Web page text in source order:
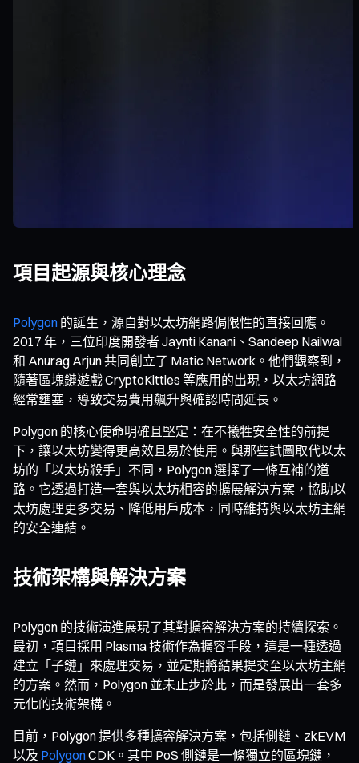
項目起源與核心理念
Polygon 的誕生，源自對以太坊網路侷限性的直接回應。
2017 年，三位印度開發者 Jaynti Kanani、Sandeep Nailwal
和 Anurag Arjun 共同創立了 Matic Network。他們觀察到，
隨著區塊鏈遊戲 CryptoKitties 等應用的出現，以太坊網路
經常壅塞，導致交易費用飆升與確認時間延長。
Polygon 的核心使命明確且堅定：在不犧牲安全性的前提
下，讓以太坊變得更高效且易於使用。與那些試圖取代以太
坊的「以太坊殺手」不同，Polygon 選擇了一條互補的道
路。它透過打造一套與以太坊相容的擴展解決方案，協助以
太坊處理更多交易、降低用戶成本，同時維持與以太坊主網
的安全連結。
技術架構與解決方案
Polygon 的技術演進展現了其對擴容解決方案的持續探索。
最初，項目採用 Plasma 技術作為擴容手段，這是一種透過
建立「子鏈」來處理交易，並定期將結果提交至以太坊主網
的方案。然而，Polygon 並未止步於此，而是發展出一套多
元化的技術架構。
目前，Polygon 提供多種擴容解決方案，包括側鏈、zkEVM
以及 PolygonCDK。其中 PoS 側鏈是一條獨立的區塊鏈，